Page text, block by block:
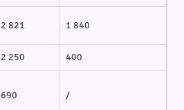
2 821 1 840
2 250 400
690 /